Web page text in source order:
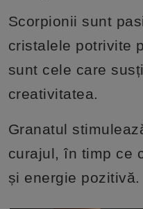
Scorpionii sunt
cristalele potrivite
sunt cele care
creativitatea.
Granatul
curajul, în timp ce
și energie pozitivă.